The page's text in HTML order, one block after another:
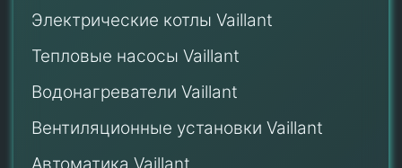
Электрические котлы Vaillant
Тепловые насосы Vaillant
Водонагреватели Vaillant
Вентиляционные установки Vaillant
Автоматика Vaillant